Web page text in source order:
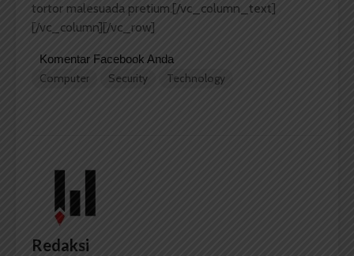
tortor malesuada pretium.[/vc_column_text]
[/vc_column][/vc_row]
Komentar Facebook Anda
Computer Security Technology
Redaksi